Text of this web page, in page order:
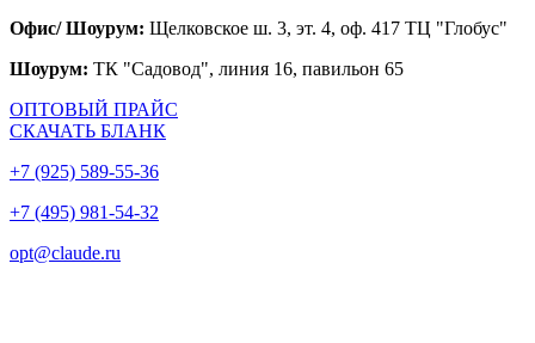
Офис/ Шоурум: Щелковское ш. 3, эт. 4, оф. 417 ТЦ "Глобус"
Шоурум: ТК "Садовод", линия 16, павильон 65
ОПТОВЫЙ ПРАЙС
СКАЧАТЬ БЛАНК
+7 (925) 589-55-36
+7 (495) 981-54-32
opt@claude.ru